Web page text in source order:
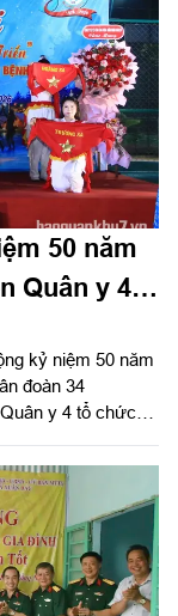
50 năm
Quân y 4,
kỷ niệm 50 năm
đoàn 34
y 4 tổ chức